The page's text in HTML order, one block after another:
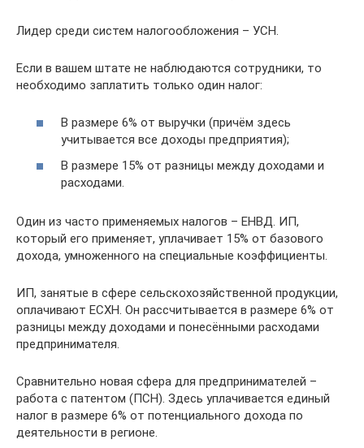
Лидер среди систем налогообложения – УСН.
Если в вашем штате не наблюдаются сотрудники, то
необходимо заплатить только один налог:
В размере 6% от выручки (причём здесь
учитывается все доходы предприятия);
В размере 15% от разницы между доходами и
расходами.
Один из часто применяемых налогов – ЕНВД. ИП,
который его применяет, уплачивает 15% от базового
дохода, умноженного на специальные коэффициенты.
ИП, занятые в сфере сельскохозяйственной продукции,
оплачивают ЕСХН. Он рассчитывается в размере 6% от
разницы между доходами и понесёнными расходами
предпринимателя.
Сравнительно новая сфера для предпринимателей –
работа с патентом (ПСН). Здесь уплачивается единый
налог в размере 6% от потенциального дохода по
деятельности в регионе.